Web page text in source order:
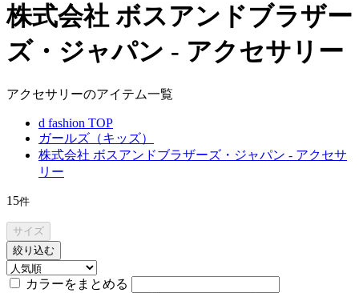
株式会社 ボスアンドブラザー
ズ・ジャパン - アクセサリー
アクセサリーのアイテム一覧
d fashion TOP
ガールズ（キッズ）
株式会社 ボスアンドブラザーズ・ジャパン - アクセサ
リー
15件
サイズ
絞り込む
カラーをまとめる